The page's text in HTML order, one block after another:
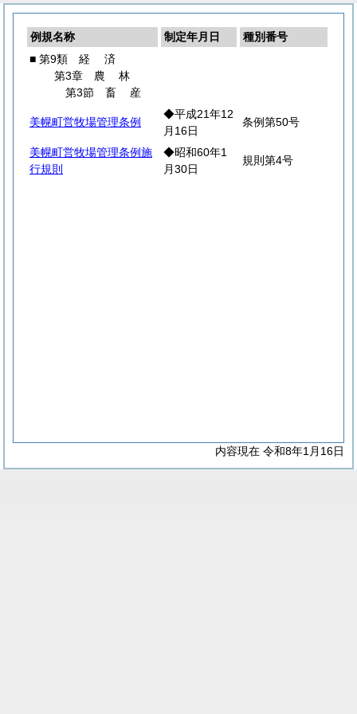
例規名称 制定年月日
種別番号
■ 第9類 経 済
第3章 農林
第3節 畜 産
美幌町営牧場管理条例
◆平成21年12
月16日
条例第50号
美幌町営牧場管理条例施
行規則
◆昭和60年1
月30日
規則第4号
内容現在 令和8年1月16日